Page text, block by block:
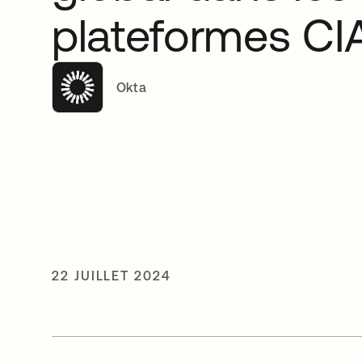
plateformes
Okta
22 JUILLET 2024